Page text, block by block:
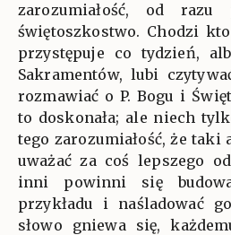
zarozumiałość, od
świętoszkostwo. Chodzi
przystępuje co tydzień,
Sakramentów, lubi
rozmawiać o P. Bogu i
to doskonała; ale niech
tego zarozumiałość, że taki
uważać za coś lepszego
inni powinni się
przykładu i naśladować
słowo gniewa się,